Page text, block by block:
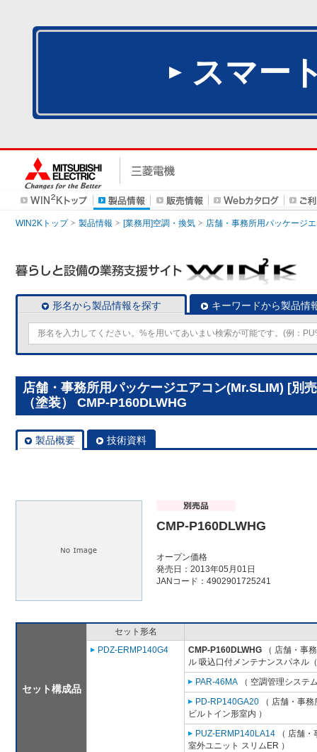
スマー
WIN2Kトップ 製品情報 [業務用]空調・換気 店舗・事務所用パッケージ
形名から製品情報を探す キーワードから製品情
店舗・事務所用パッケージエアコン(Mr.SLIM) [別
（塗装） CMP-P160DLWHG
製品概要 技術資料
CMP-P160DLWHG
オープン価格
発売日：2013年05月01日
JANコード：4902901725241
セット構成品
セット形名
PDZ-ERMP140G4
CMP-P160DLWHG （ 店舗・事
ル 吸込口付メンテナンスパネル
PAR-46MA （ 空調管理システ
PD-RP140GA20 （ 店舗・事
ビルトイン形室内 ）
PUZ-ERMP140LA14 （ 店舗
室外ユニット スリムER ）